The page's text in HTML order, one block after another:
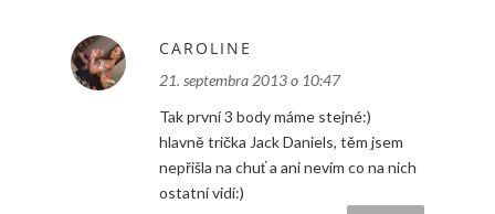
CAROLINE
21. septembra 2013 o 10:47
Tak první 3 body máme stejné:)
hlavně trička Jack Daniels, těm jsem
nepřišla na chuť a ani nevím co na nich
ostatní vidí:)